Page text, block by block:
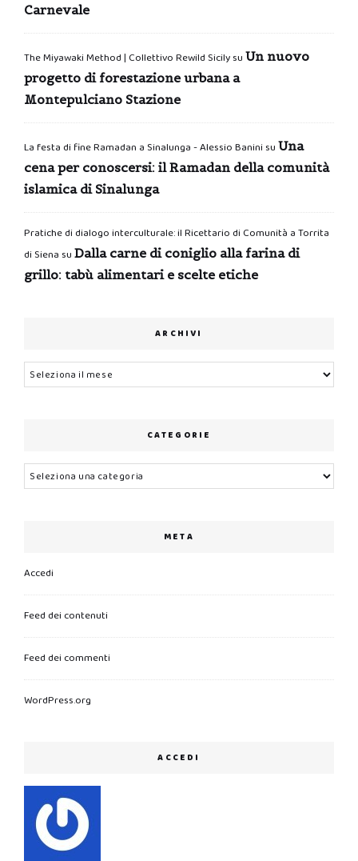
Carnevale
The Miyawaki Method | Collettivo Rewild Sicilysu Un nuovo
progetto di forestazione urbana a
Montepulciano Stazione
La festa di fine Ramadan a Sinalunga - Alessio Banini su Una
cena per conoscersi: il Ramadan della comunità
islamica di Sinalunga
Pratiche di dialogo interculturale: il Ricettario di Comunità a Torrita
di Siena su Dalla carne di coniglio alla farina di
grillo: tabù alimentari e scelte etiche
ARCHIVI
Archivi
CATEGORIE
Categorie
META
Accedi
Feed dei contenuti
Feed dei commenti
WordPress.org
ACCEDI